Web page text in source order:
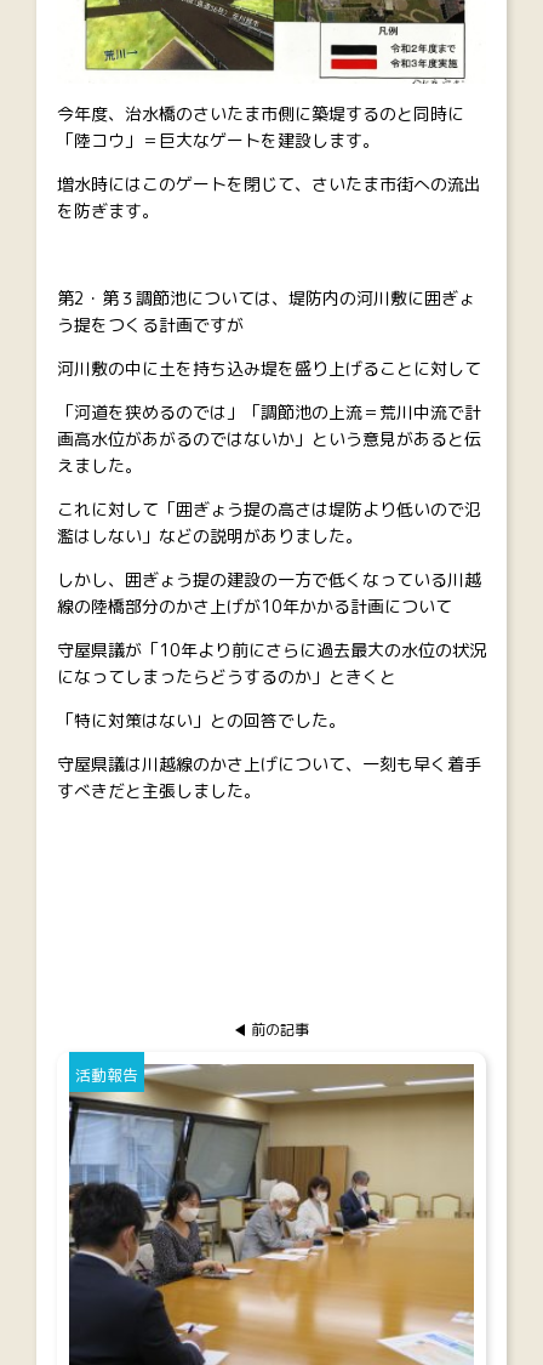
今年度、治水橋のさいたま市側に築堤するのと同時に
「陸コウ」＝巨大なゲートを建設します。
増水時にはこのゲートを閉じて、さいたま市街への流出
を防ぎます。
第2・第３調節池については、堤防内の河川敷に囲ぎょ
う提をつくる計画ですが
河川敷の中に土を持ち込み堤を盛り上げることに対して
「河道を狭めるのでは」「調節池の上流＝荒川中流で計
画高水位があがるのではないか」という意見があると伝
えました。
これに対して「囲ぎょう提の高さは堤防より低いので氾
濫はしない」などの説明がありました。
しかし、囲ぎょう提の建設の一方で低くなっている川越
線の陸橋部分のかさ上げが10年かかる計画について
守屋県議が「10年より前にさらに過去最大の水位の状況
になってしまったらどうするのか」ときくと
「特に対策はない」との回答でした。
守屋県議は川越線のかさ上げについて、一刻も早く着手
すべきだと主張しました。
前の記事
活動報告